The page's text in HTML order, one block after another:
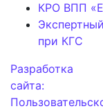
КРО ВПП
при КГС
Разработка
сайта: